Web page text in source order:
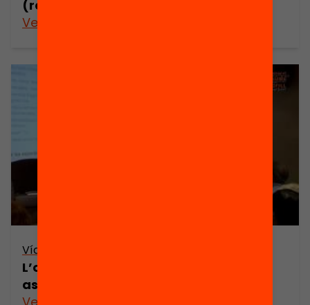
(retransmissió en directe)
Veure’n més
Vídeo
L’orientació a l’ESO. Encara una
assignatura pendent?